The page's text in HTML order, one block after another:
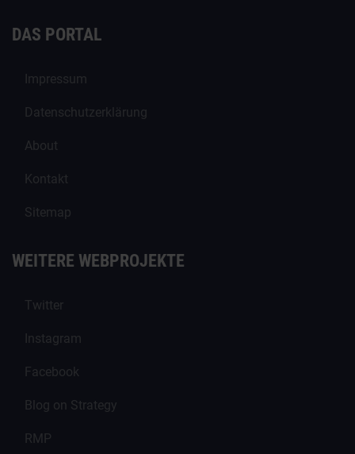
DAS PORTAL
Impressum
Datenschutzerklärung
About
Kontakt
Sitemap
WEITERE WEBPROJEKTE
Twitter
Instagram
Facebook
Blog on Strategy
RMP